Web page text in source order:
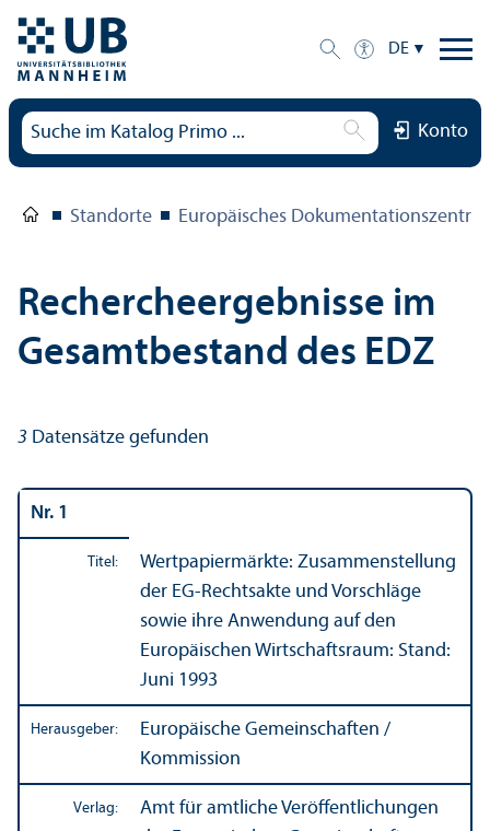
DE
Konto
Standorte Europäisches
Rechercheergebnisse im
Gesamtbestand des EDZ
3 Datensätze gefunden
Nr. 1
Titel:
Wertpapiermärkte: Zusammenstellung
der EG-Rechts­akte und Vorschläge
sowie ihre Anwendung auf den
Europäischen Wirtschafts­raum: Stand:
Juni 1993
Herausgeber:
Europäische Gemeinschaften /
Kommission
Verlag:
Amt für amtliche Veröffentlichungen